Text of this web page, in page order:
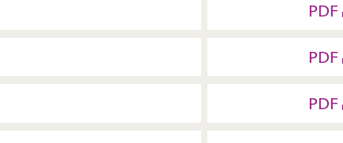
PDF
PDF
PDF